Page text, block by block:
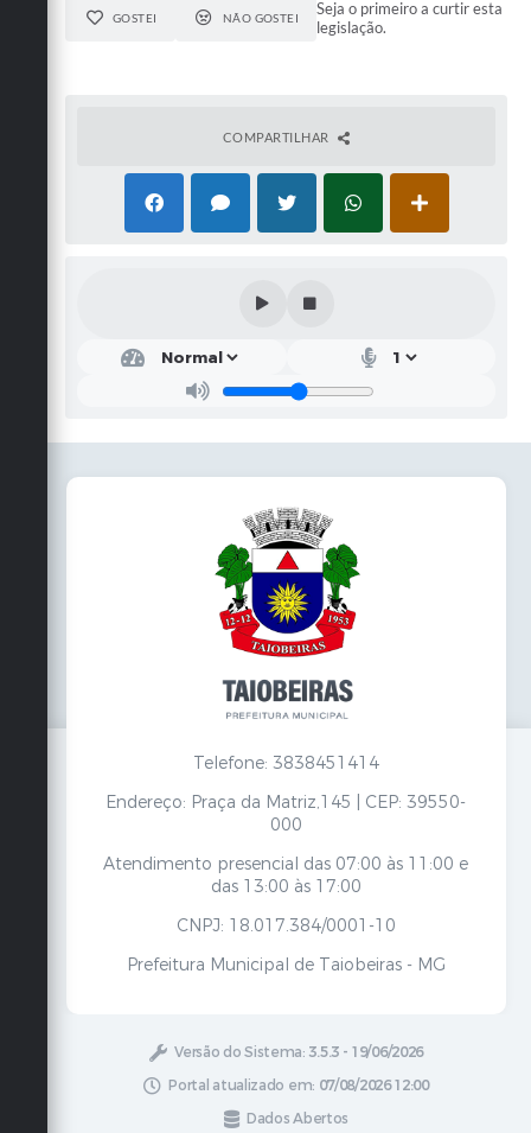
GOSTEI NÃO GOSTEI
Seja o primeiro a curtir esta
legislação.
COMPARTILHAR
Telefone: 3838451414
Endereço: Praça da Matriz,145 | CEP: 39550-
000
Atendimento presencial das 07:00 às 11:00 e
das 13:00 às 17:00
CNPJ: 18.017.384/0001-10
Prefeitura Municipal de Taiobeiras - MG
Versão do Sistema: 3.5.3 - 19/06/2026
Portal atualizado em: 07/08/2026 12:00
Dados Abertos